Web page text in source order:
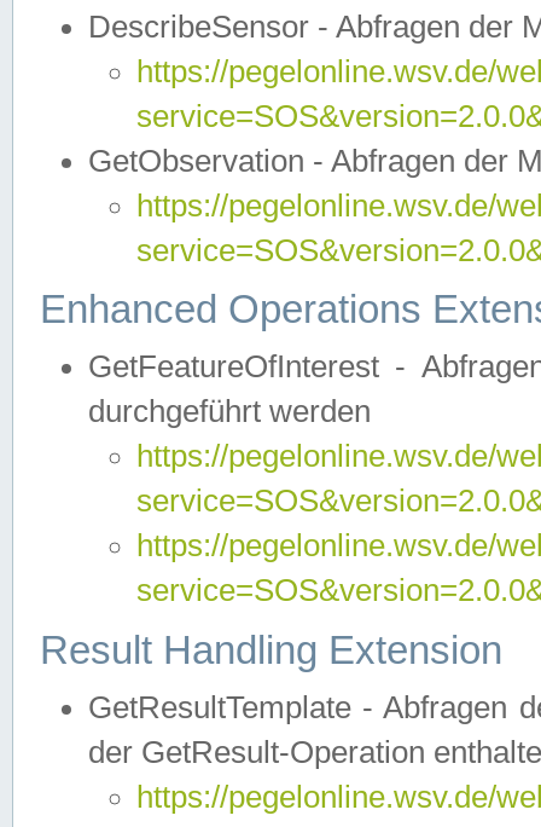
DescribeSensor - Abfragen der
https://pegelonline.wsv.de/
GetObservation - Abfragen der
https://pegelonline.wsv.de/
Enhanced Operations
GetFeatureOfInterest -
durchgeführt werden
https://pegelonline.wsv.de/
https://pegelonline.wsv.de/
Result Handling Extension
GetResultTemplate - Abfragen
der GetResult-Operation
https://pegelonline.wsv.de/